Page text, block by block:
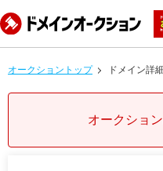
オークショントップ ドメイン詳細
オークショ